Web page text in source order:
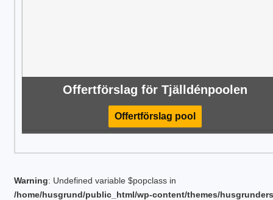
Offertförslag för Tjälldénpoolen
Offertförslag pool
Warning: Undefined variable $popclass in
/home/husgrund/public_html/wp-content/themes/